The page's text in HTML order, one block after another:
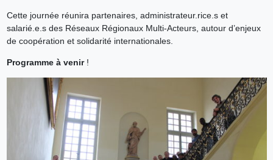
Cette journée réunira partenaires, administrateur.rice.s et
salarié.e.s des Réseaux Régionaux Multi-Acteurs, autour d’enjeux
de coopération et solidarité internationales.
Programme à venir!